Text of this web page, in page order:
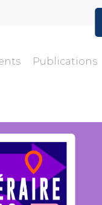
Publications